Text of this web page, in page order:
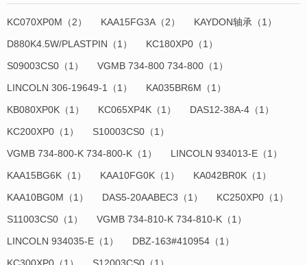
KC070XP0M（2） KAA15FG3A（2）
KAYDON轴承（1）
D880K4.5W/PLASTPIN（1）
KC180XP0（1）
S09003CS0（1）
VGMB 734-800 734-800（1）
LINCOLN 306-19649-1（1）
KA035BR6M（1）
KB080XP0K（1）
KC065XP4K（1）
DAS12-38A-4（1）
KC200XP0（1）
S10003CS0（1）
VGMB 734-800-K 734-800-K（1）
LINCOLN 934013-E（1）
KAA15BG6K（1）
KAA10FG0K（1）
KA042BR0K（1）
KAA10BG0M（1）
DAS5-20AABEC3（1）
KC250XP0（1）
S11003CS0（1）
VGMB 734-810-K 734-810-K（1）
LINCOLN 934035-E（1）
DBZ-163#410954（1）